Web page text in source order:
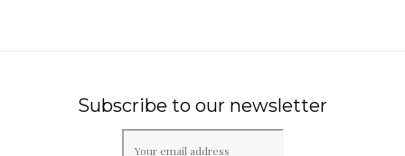
Subscribe to our newsletter